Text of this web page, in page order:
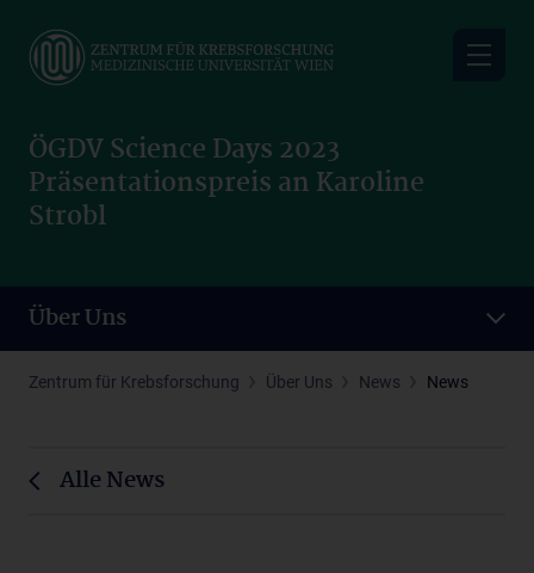
main
ÖGDV Science Days 2023
Präsentationspreis an Karoline
Strobl
Über Uns
Zentrum für Krebsforschung Über Uns News News
Alle News